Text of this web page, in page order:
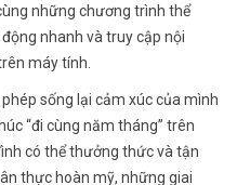
những chương trình thể
nhanh và truy cập nội
máy tính.
sống lại cảm xúc của mình
“đi cùng năm tháng” trên
có thể thưởng thức và tận
thực hoàn mỹ, những giai